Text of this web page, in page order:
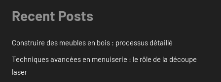
Recent Posts
Construire des meubles en bois : processus détaillé
Techniques avancées en menuiserie : le rôle de la découpe
laser